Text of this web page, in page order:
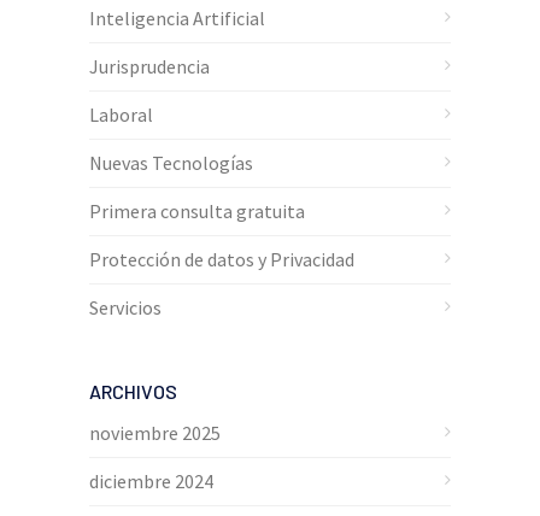
Inteligencia Artificial
Jurisprudencia
Laboral
Nuevas Tecnologías
Primera consulta gratuita
Protección de datos y Privacidad
Servicios
ARCHIVOS
noviembre 2025
diciembre 2024